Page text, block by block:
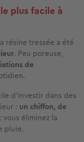
plus facile à
résine tressée a été
. Peu poreuse,
de
d’investir dans des
: un chiffon, de
vous éliminez la
pluie.